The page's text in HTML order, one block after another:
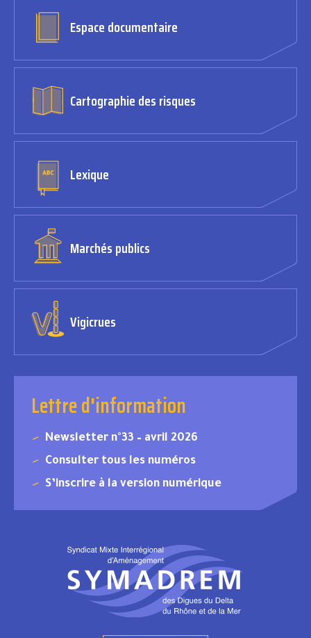
Espace documentaire
Cartographie des risques
Lexique
Marchés publics
Vigicrues
Lettre d'information
Newsletter n°33 – avril 2026
Consulter tous les numéros
S’inscrire à la version numérique